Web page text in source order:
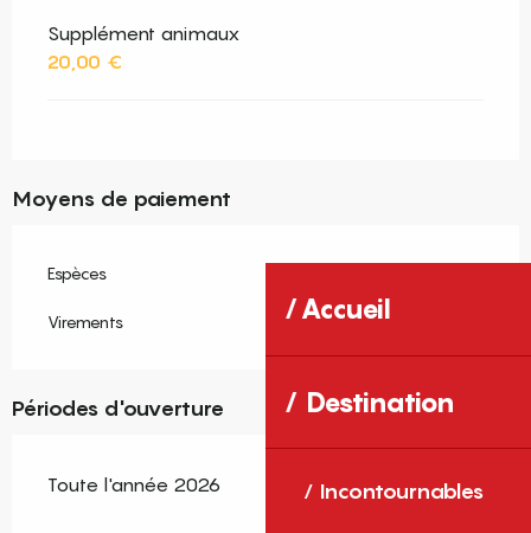
Accueil
Destination
Incontournables
Supplément animaux
20,00 €
Moyens de paiement
Espèces
Virements
Périodes d'ouverture
Toute l'année 2026